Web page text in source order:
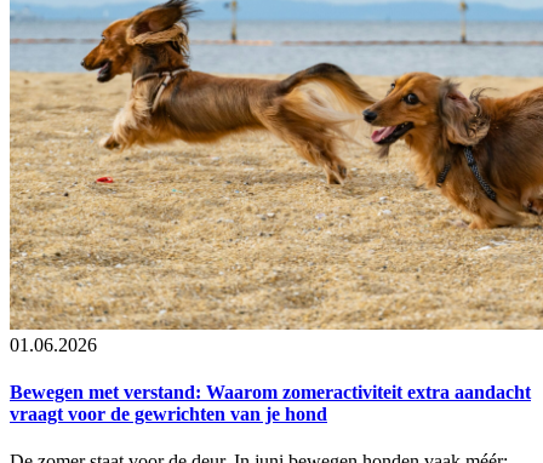
01.06.2026
Bewegen met verstand: Waarom zomeractiviteit extra aandacht
vraagt voor de gewrichten van je hond